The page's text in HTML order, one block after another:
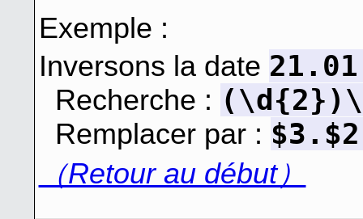
Exemple :
Inversons la date
Recherche :
Remplacer par :
（Retour au début）